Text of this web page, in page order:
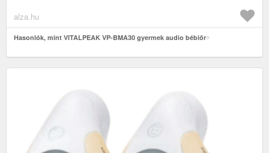
alza.hu
Hasonlók, mint VITALPEAK VP-BMA30 gyermek audio bébiőr